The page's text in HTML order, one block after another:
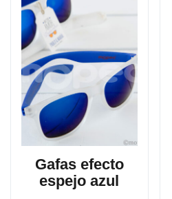
Gafas efecto
espejo azul